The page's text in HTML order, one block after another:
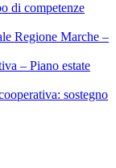
di competenze
Regione Marche –
– Piano estate
sostegno